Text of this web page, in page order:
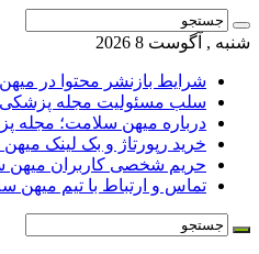
شنبه , آگوست 8 2026
شرایط بازنشر محتوا در
سلب مسئولیت مجله پزشکی
درباره میهن سلامت؛ مجله
خرید رپورتاژ و بک لینک
حریم شخصی کاربران میهن
تماس و ارتباط با تیم میهن